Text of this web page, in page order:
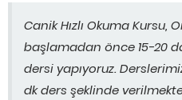
Canik Hızlı Okuma Kursu,
başlamadan önce 15-20
dersi yapıyoruz.
dk ders şeklinde